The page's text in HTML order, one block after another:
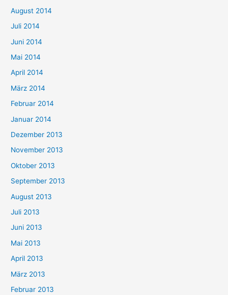
August 2014
Juli 2014
Juni 2014
Mai 2014
April 2014
März 2014
Februar 2014
Januar 2014
Dezember 2013
November 2013
Oktober 2013
September 2013
August 2013
Juli 2013
Juni 2013
Mai 2013
April 2013
März 2013
Februar 2013